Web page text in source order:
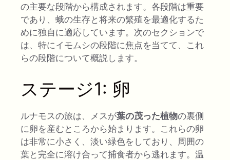
の主要な段階から構成されます。各段階は重要
であり、蛾の生存と将来の繁殖を最適化するた
めに独自に適応しています。次のセクションで
は、特にイモムシの段階に焦点を当てて、これ
らの段階について概説します。
ステージ1: 卵
ルナモスの旅は、メスが葉の茂った植物の裏側
に卵を産むところから始まります。これらの卵
は非常に小さく、淡い緑色をしており、周囲の
葉と完全に溶け合って捕食者から逃れます。温